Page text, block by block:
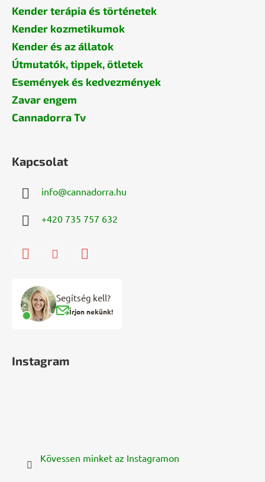
Kender terápia és történetek
Kender kozmetikumok
Kender és az állatok
Útmutatók, tippek, ötletek
Események és kedvezmények
Zavar engem
Cannadorra Tv
Kapcsolat
info@cannadorra.hu
+420 735 757 632
Segítség kell?
Írjon nekünk!
Instagram
Kövessen minket az Instagramon